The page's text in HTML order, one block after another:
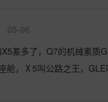
05-06
差多了，Q7的机械素
舱，Ⅹ5叫公路之王，